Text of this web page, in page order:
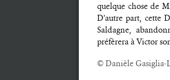
quelque chose de
D’autre part, cette
Saldagne,
préfèrera à Victor
© Danièle Gasiglia-